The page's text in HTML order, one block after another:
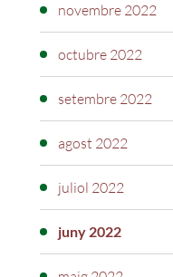
novembre 2022
octubre 2022
setembre 2022
agost 2022
juliol 2022
juny 2022